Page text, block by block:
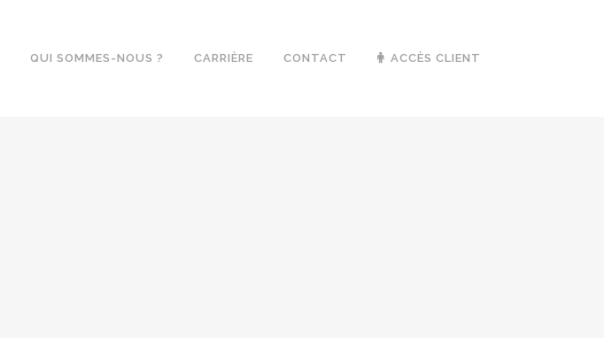
QUI SOMMES-NOUS ? CARRIÈRE CONTACT ACCÈS CLIENT